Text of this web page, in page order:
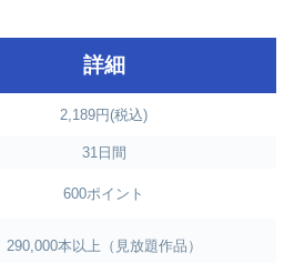
詳細
2,189円(税込)
31日間
600ポイント
290,000本以上（見放題作品）